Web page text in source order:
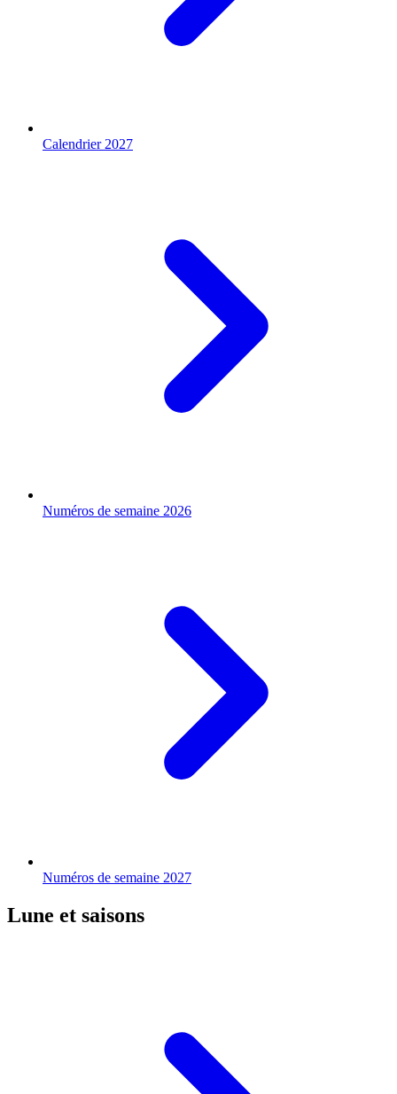
Calendrier 2027
Numéros de semaine 2026
Numéros de semaine 2027
Lune et saisons